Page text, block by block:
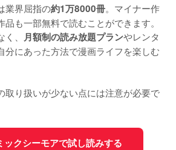
業界屈指の約1万8000冊。マイナー作
も一部無料で読むことができます。
、 月額制の読み放題プランやレンタ
分にあった方法で漫画ライフを楽しむ
取り扱いが少ない点には注意が必要で
ックシーモアで試し読みする